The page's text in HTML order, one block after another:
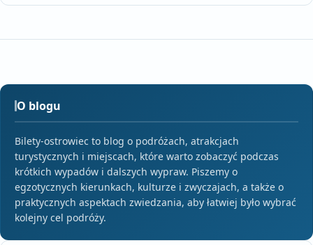
O blogu
Bilety-ostrowiec to blog o podróżach, atrakcjach
turystycznych i miejscach, które warto zobaczyć podczas
krótkich wypadów i dalszych wypraw. Piszemy o
egzotycznych kierunkach, kulturze i zwyczajach, a także o
praktycznych aspektach zwiedzania, aby łatwiej było wybrać
kolejny cel podróży.